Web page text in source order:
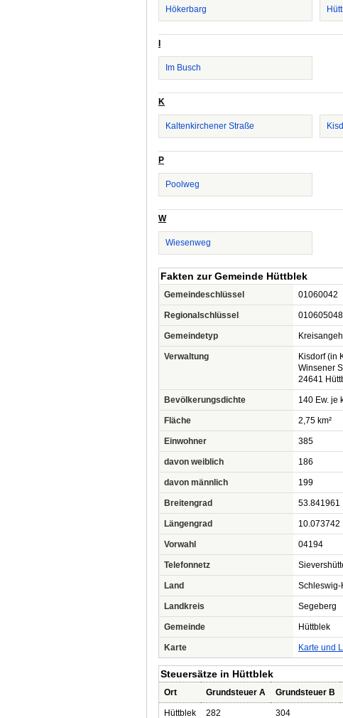
Hökerbarg
Im Busch
K
Kaltenkirchener Straße
P
Poolweg
W
Wiesenweg
Fakten zur Gemeinde Hüttblek
Gemeindeschlüssel 01060042
Regionalschlüssel
Gemeindetyp
Verwaltung
Kisdorf (in
Winsener
24641
Bevölkerungsdichte 140 Ew. je
Fläche 2,75 km²
Einwohner 385
davon weiblich 186
davon männlich 199
Breitengrad 53.841961
Längengrad 10.073742
Vorwahl 04194
Telefonnetz
Land Schleswig-
Landkreis Segeberg
Gemeinde Hüttblek
Karte Karte und
Steuersätze in Hüttblek
Ort Grundsteuer A Grundsteuer B
Hüttblek 282 304